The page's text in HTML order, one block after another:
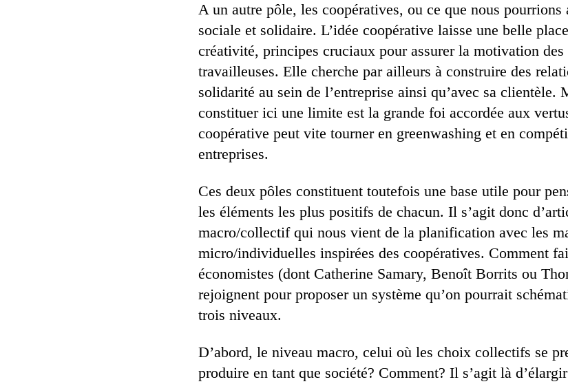
A un autre pôle, les coopératives, ou ce que nous pourrions
sociale et solidaire. L’idée coopérative laisse une belle
créativité, principes cruciaux pour assurer la motivation
travailleuses. Elle cherche par ailleurs à construire des
solidarité au sein de l’entreprise ainsi qu’avec sa clientèle.
constituer ici une limite est la grande foi accordée aux
coopérative peut vite tourner en greenwashing et en
entreprises.
Ces deux pôles constituent toutefois une base utile pour
les éléments les plus positifs de chacun. Il s’agit donc
macro/collectif qui nous vient de la planification avec les
micro/individuelles inspirées des coopératives. Comment
économistes (dont Catherine Samary, Benoît Borrits ou
rejoignent pour proposer un système qu’on pourrait
trois niveaux.
D’abord, le niveau macro, celui où les choix collectifs se
produire en tant que société? Comment? Il s’agit là